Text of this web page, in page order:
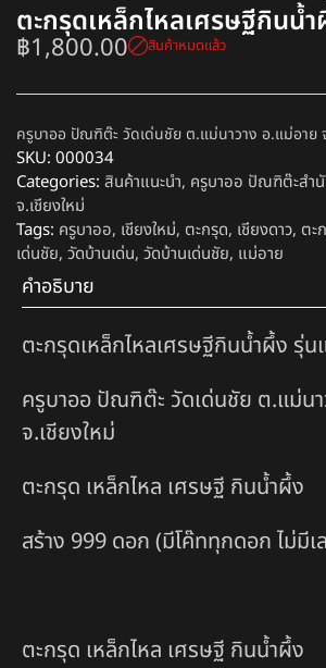
ตะกรุดเหล็กไหลเศรษฐีกินน้
฿1,800.00 สินค้าหมดแล้ว
ครูบาออ ปัณฑิต๊ะ วัดเด่นชัย ต.แม่นาวาง อ.แม่อาย
SKU: 000034
Categories: สินค้าแนะนำ, ครูบาออ ปัณฑิต๊ะสำ
จ.เชียงใหม่
Tags: ครูบาออ, เชียงใหม่, ตะกรุด, เชียงดาว, ตะ
เด่นชัย, วัดบ้านเด่น, วัดบ้านเด่นชัย, แม่อาย
คำอธิบาย
ตะกรุดเหล็กไหลเศรษฐีกินน้ำผึ้ง รุ่น
ครูบาออ ปัณฑิต๊ะ วัดเด่นชัย ต.แม่น
จ.เชียงใหม่
ตะกรุด เหล็กไหล เศรษฐี กินน้ำผึ้ง
สร้าง 999 ดอก (มีโค๊ททุกดอก ไม่มีเ
ตะกรุด เหล็กไหล เศรษฐี กินน้ำผึ้ง